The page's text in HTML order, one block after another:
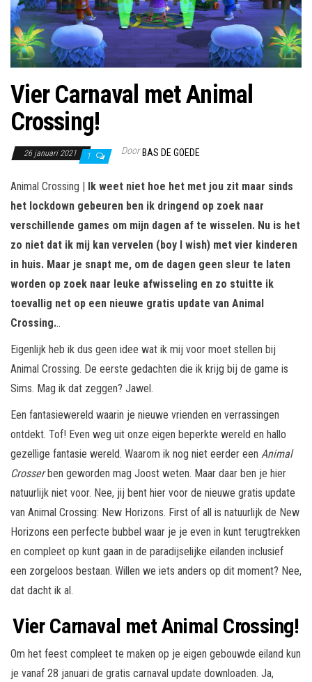
Vier Carnaval met Animal
Crossing!
26 januari 2021 1 Door BAS DE GOEDE
Animal Crossing | Ik weet niet hoe het met jou zit maar sinds
het lockdown gebeuren ben ik dringend op zoek naar
verschillende games om mijn dagen af te wisselen. Nu is het
zo niet dat ik mij kan vervelen (boy I wish) met vier kinderen
in huis. Maar je snapt me, om de dagen geen sleur te laten
worden op zoek naar leuke afwisseling en zo stuitte ik
toevallig net op een nieuwe gratis update van Animal
Crossing...
Eigenlijk heb ik dus geen idee wat ik mij voor moet stellen bij
Animal Crossing. De eerste gedachten die ik krijg bij de game is
Sims. Mag ik dat zeggen? Jawel.
Een fantasiewereld waarin je nieuwe vrienden en verrassingen
ontdekt. Tof! Even weg uit onze eigen beperkte wereld en hallo
gezellige fantasie wereld. Waarom ik nog niet eerder een Animal
Crosserben geworden mag Joost weten. Maar daar ben je hier
natuurlijk niet voor. Nee, jij bent hier voor de nieuwe gratis update
van Animal Crossing: New Horizons. First of all is natuurlijk de New
Horizons een perfecte bubbel waar je je even in kunt terugtrekken
en compleet op kunt gaan in de paradijselijke eilanden inclusief
een zorgeloos bestaan. Willen we iets anders op dit moment? Nee,
dat dacht ik al.
Vier Carnaval met Animal Crossing!
Om het feest compleet te maken op je eigen gebouwde eiland kun
je vanaf 28 januari de gratis carnaval update downloaden. Ja,